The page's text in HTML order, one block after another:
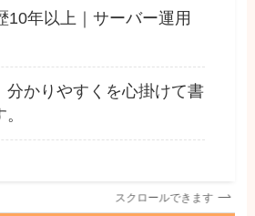
10年以上｜サーバー運用
分かりやすくを心掛けて書
スクロールできます